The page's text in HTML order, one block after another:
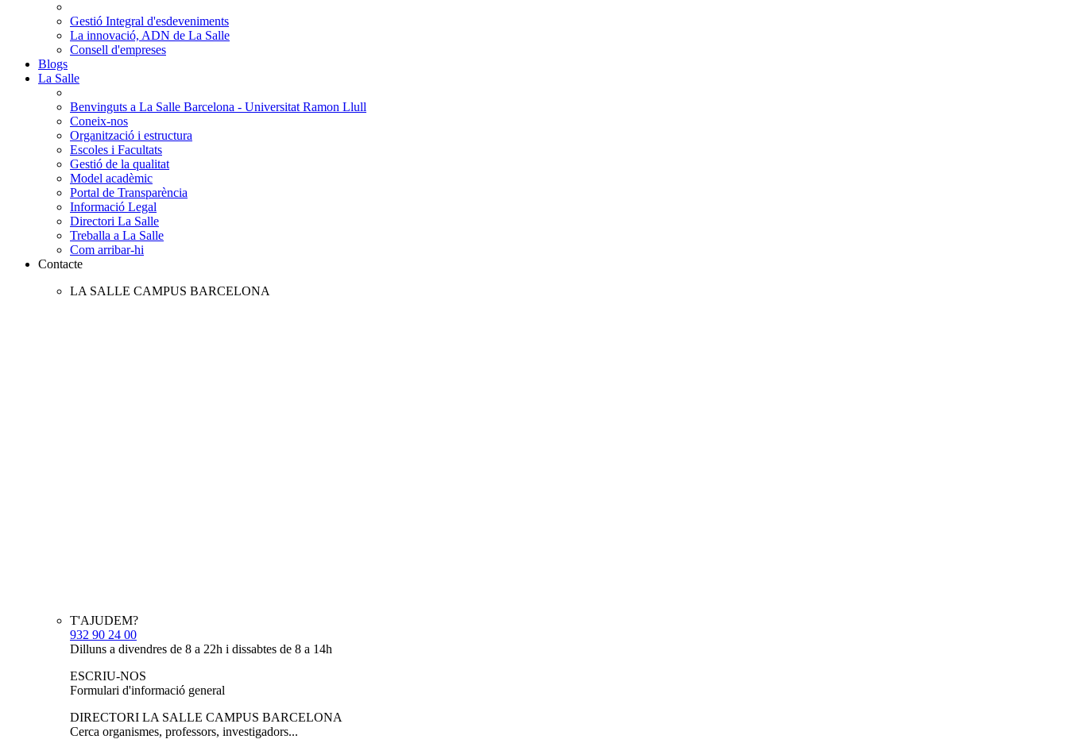
Gestió Integral d'esdeveniments
La innovació, ADN de La Salle
Consell d'empreses
Blogs
La Salle
Benvinguts a La Salle Barcelona - Universitat Ramon Llull
Coneix-nos
Organització i estructura
Escoles i Facultats
Gestió de la qualitat
Model acadèmic
Portal de Transparència
Informació Legal
Directori La Salle
Treballa a La Salle
Com arribar-hi
Contacte
LA SALLE CAMPUS BARCELONA
T'AJUDEM?
932 90 24 00
Dilluns a divendres de 8 a 22h i dissabtes de 8 a 14h
ESCRIU-NOS
Formulari d'informació general
DIRECTORI LA SALLE CAMPUS BARCELONA
Cerca organismes, professors, investigadors...